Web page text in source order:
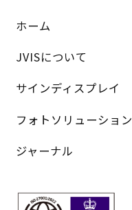
ホーム
JVISについて
サインディスプレイ
フォトソリューション
ジャーナル